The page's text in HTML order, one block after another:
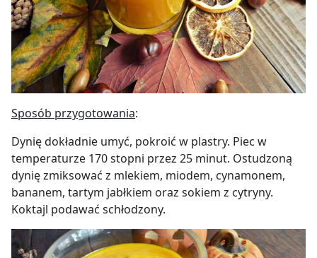
Sposób przygotowania:
Dynię dokładnie umyć, pokroić w plastry. Piec w
temperaturze 170 stopni przez 25 minut. Ostudzoną
dynię zmiksować z mlekiem, miodem, cynamonem,
bananem, tartym jabłkiem oraz sokiem z cytryny.
Koktajl podawać schłodzony.